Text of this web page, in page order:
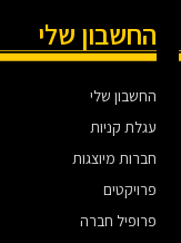
החשבון שלי
החשבון שלי
עגלת קניות
חברות מיוצגות
פרויקטים
פרופיל חברה